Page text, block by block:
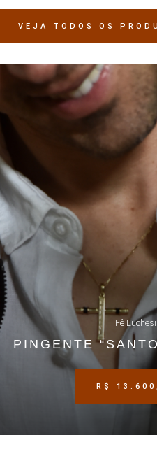
VEJA TODOS OS
Fê Luchesi
PINGENTE
R$